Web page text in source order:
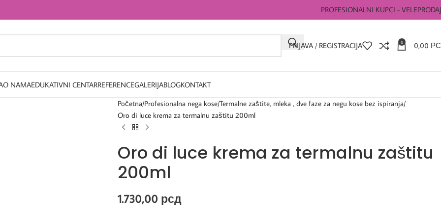
PROFESIONALNI KUPCI -
PRIJAVA / REGISTRACIJA 0 0,00
O NAMAEDUKATIVNI CENTARREFERENCEGALERIJABLOGKONTAKT
Početna Profesionalna nega kose Termalne zaštite, mleka , dve faze za negu kose bez ispiranja
Oro di luce krema za termalnu zaštitu 200ml
Oro di luce krema za termalnu zaštitu
200ml
1.730,00 рсд